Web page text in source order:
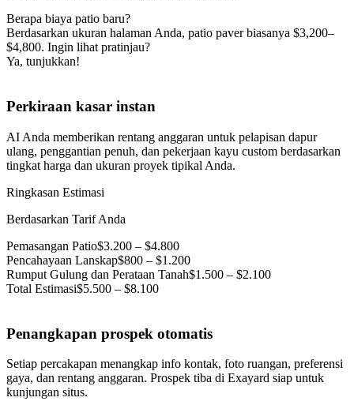
Berapa biaya patio baru?
Berdasarkan ukuran halaman Anda, patio paver biasanya $3,200–
$4,800. Ingin lihat pratinjau?
Ya, tunjukkan!
Perkiraan kasar instan
AI Anda memberikan rentang anggaran untuk pelapisan dapur
ulang, penggantian penuh, dan pekerjaan kayu custom berdasarkan
tingkat harga dan ukuran proyek tipikal Anda.
Ringkasan Estimasi
Berdasarkan Tarif Anda
Pemasangan Patio$3.200 – $4.800
Pencahayaan Lanskap$800 – $1.200
Rumput Gulung dan Perataan Tanah$1.500 – $2.100
Total Estimasi$5.500 – $8.100
Penangkapan prospek otomatis
Setiap percakapan menangkap info kontak, foto ruangan, preferensi
gaya, dan rentang anggaran. Prospek tiba di Exayard siap untuk
kunjungan situs.